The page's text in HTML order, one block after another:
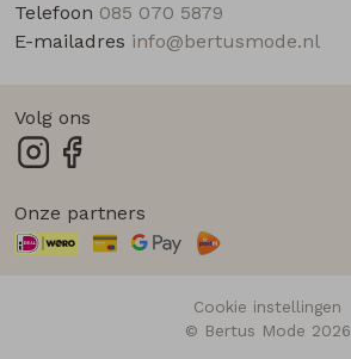
Telefoon 085 070 5879
E-mailadres info@bertusmode.nl
Volg ons
Onze partners
Cookie instellingen
© Bertus Mode 2026